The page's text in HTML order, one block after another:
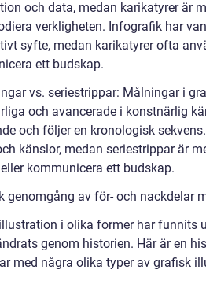
och data, medan karikatyrer är
verkligheten. Infografik har
syfte, medan karikatyrer ofta
ett budskap.
vs. seriestrippar: Målningar i
och avancerade i konstnärlig
och följer en kronologisk
känslor, medan seriestrippar är
kommunicera ett budskap.
genomgång av för- och nackdelar
i olika former har funnits
genom historien. Här är en
med några olika typer av grafisk